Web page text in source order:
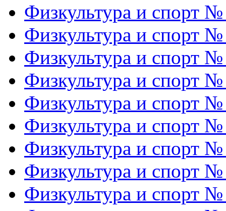
Физкультура и спорт
Физкультура и спорт
Физкультура и спорт
Физкультура и спорт
Физкультура и спорт
Физкультура и спорт
Физкультура и спорт
Физкультура и спорт
Физкультура и спорт